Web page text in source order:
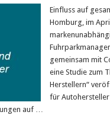
Einfluss auf
Homburg, im
gemeinsam mit
eine Studie zum
Herstellern“
für
auf …